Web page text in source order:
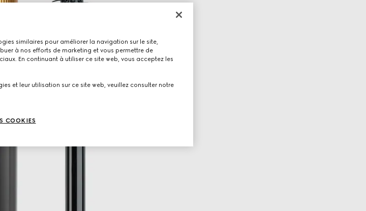
similaires pour améliorer la navigation sur le site,
à nos efforts de marketing et vous permettre de
En continuant à utiliser ce site web, vous acceptez les
et leur utilisation sur ce site web, veuillez consulter notre
COOKIES